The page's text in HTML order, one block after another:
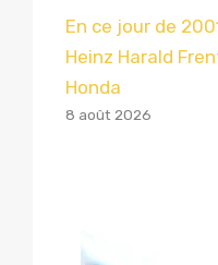
En ce jour de
Heinz Harald
Honda
8 août 2026